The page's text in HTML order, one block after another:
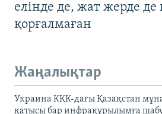
елінде де, жат жерде
қорғалмаған
Жаңалықтар
Украина КҚК-дағы Қазақстан
қатысы бар инфрақұрылымға